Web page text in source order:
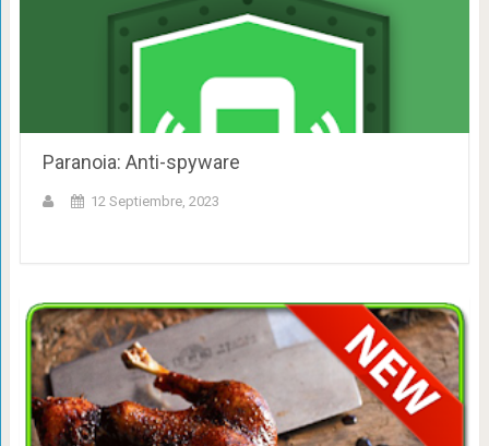
Paranoia: Anti-spyware
12 Septiembre, 2023